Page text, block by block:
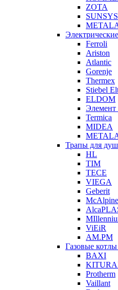
ZOTA
Ferroli
Ariston
Atlantic
Gorenje
Thermex
Stiebel
ELDOM
Элемент
Termica
MIDEA
Трапы для
HL
TIM
TECE
VIEGA
Geberit
McAlpine
ViEiR
AM.PM
Газовые котлы
BAXI
Protherm
Vaillant